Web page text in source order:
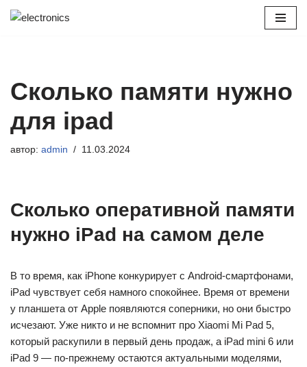
Сколько памяти нужно
для ipad
автор: admin 11.03.2024
Сколько оперативной памяти
нужно iPad на самом деле
В то время, как iPhone конкурирует с Android-смартфонами,
iPad чувствует себя намного спокойнее. Время от времени
у планшета от Apple появляются соперники, но они быстро
исчезают. Уже никто и не вспомнит про Xiaomi Mi Pad 5,
который раскупили в первый день продаж, а iPad mini 6 или
iPad 9 — по-прежнему остаются актуальными моделями,